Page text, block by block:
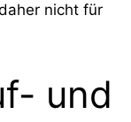
nicht für
und